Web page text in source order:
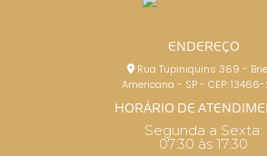
ENDEREÇO
Rua Tupiniquins 369 -
Americana - SP - CEP:
HORÁRIO DE
Segunda a Sexta:
07:30 às 17:30